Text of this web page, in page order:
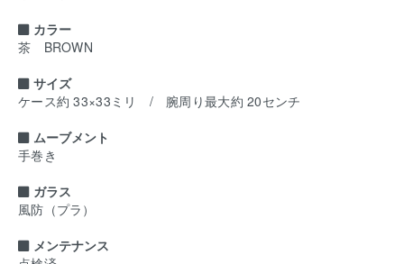
カラー
茶 BROWN
サイズ
ケース約 33×33ミリ / 腕周り最大約 20センチ
ムーブメント
手巻き
ガラス
風防（プラ）
メンテナンス